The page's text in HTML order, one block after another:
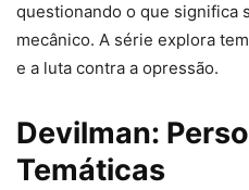
questionando o que significa
mecânico. A série explora
e a luta contra a opressão.
Devilman:
Temáticas